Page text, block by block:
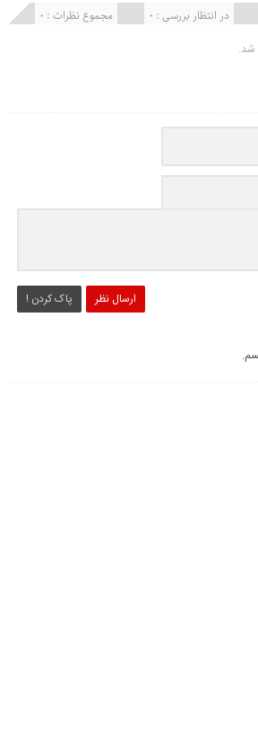
مجموع نظرات : 0 در انتظار بررسی : 0
شد.
ارسال نظر پاک کردن !